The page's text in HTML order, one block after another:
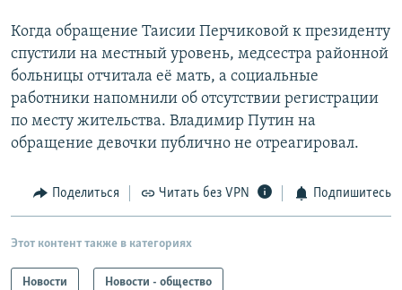
Когда обращение Таисии Перчиковой к президенту
спустили на местный уровень, медсестра районной
больницы отчитала её мать, а социальные
работники напомнили об отсутствии регистрации
по месту жительства. Владимир Путин на
обращение девочки публично не отреагировал.
Поделиться Читать без VPN Подпишитесь
Этот контент также в категориях
Новости Новости - общество